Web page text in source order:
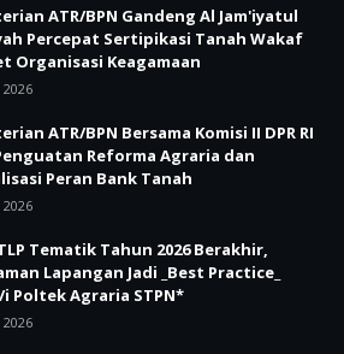
ATR/BPN Gandeng Al Jam'iyatul
Percepat Sertipikasi Tanah Wakaf
Organisasi Keagamaan
2026
ATR/BPN Bersama Komisi II DPR RI
Reforma Agraria dan
Peran Bank Tanah
2026
Tematik Tahun 2026 Berakhir,
Lapangan Jadi _Best Practice_
Poltek Agraria STPN*
2026